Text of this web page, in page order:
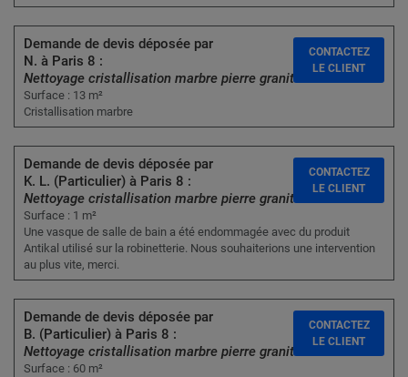
Demande de devis déposée par
N. à Paris 8 :
Nettoyage cristallisation marbre pierre granit
Surface : 13 m²
Cristallisation marbre
CONTACTEZ
LE CLIENT
Demande de devis déposée par
K. L. (Particulier) à Paris 8 :
Nettoyage cristallisation marbre pierre granit
Surface : 1 m²
Une vasque de salle de bain a été endommagée avec du produit
Antikal utilisé sur la robinetterie. Nous souhaiterions une intervention
au plus vite, merci.
CONTACTEZ
LE CLIENT
Demande de devis déposée par
B. (Particulier) à Paris 8 :
Nettoyage cristallisation marbre pierre granit
Surface : 60 m²
CONTACTEZ
LE CLIENT